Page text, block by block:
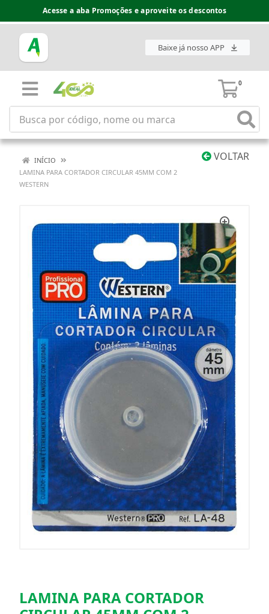
Acesse a aba Promoções e aproveite os descontos
Baixe já nosso APP
0
VOLTAR
INÍCIO
LAMINA PARA CORTADOR CIRCULAR 45MM COM 2
WESTERN
LAMINA PARA CORTADOR